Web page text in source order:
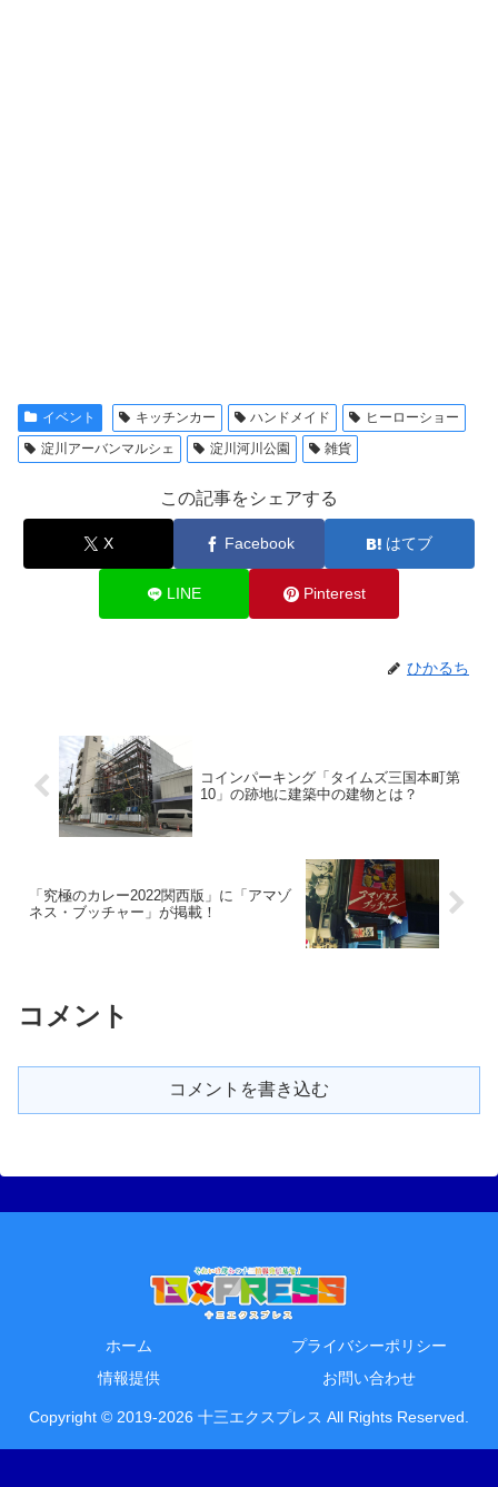
イベント キッチンカー ハンドメイド
ヒーローショー
淀川アーバンマルシェ
淀川河川公園 雑貨
この記事をシェアする
X Facebook はてブ
LINE Pinterest
ひかるち
コインパーキング「タイムズ三国本町第
10」の跡地に建築中の建物とは？
「究極のカレー2022関西版」に「アマゾ
ネス・ブッチャー」が掲載！
コメント
コメントを書き込む
ホーム
プライバシーポリシー
情報提供
お問い合わせ
Copyright © 2019-2026 十三エクスプレス All Rights Reserved.